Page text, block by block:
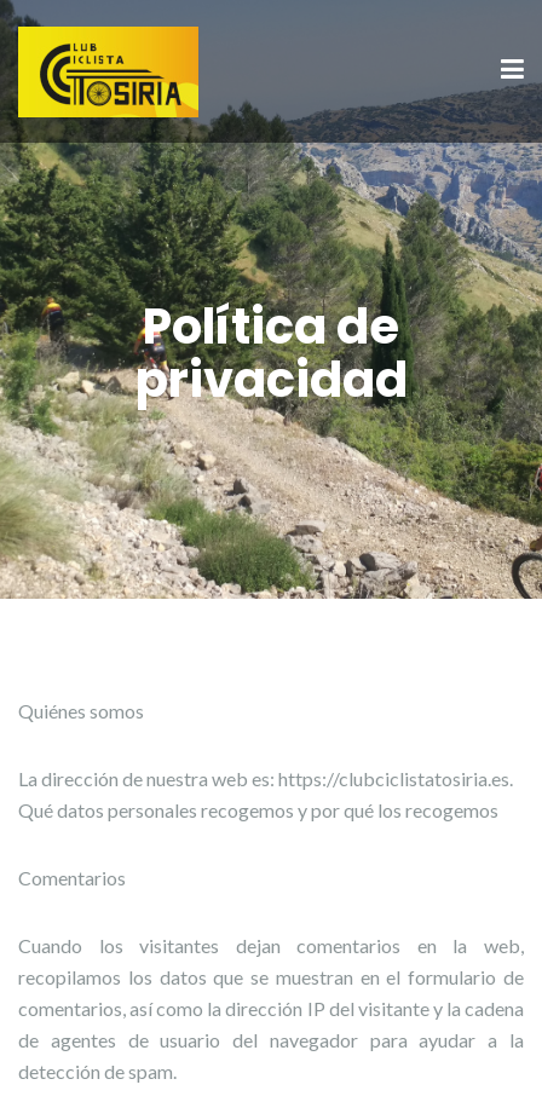
Política de
privacidad
Quiénes somos
La dirección de nuestra web es: https://clubciclistatosiria.es.
Qué datos personales recogemos y por qué los recogemos
Comentarios
Cuando los visitantes dejan comentarios en la web,
recopilamos los datos que se muestran en el formulario de
comentarios, así como la dirección IP del visitante y la cadena
de agentes de usuario del navegador para ayudar a la
detección de spam.